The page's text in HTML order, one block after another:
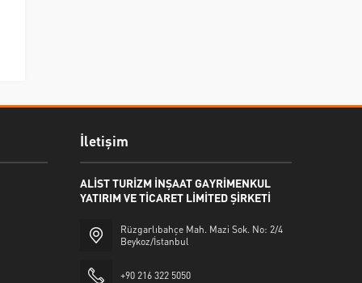
İletişim
ALİST TURİZM İNŞAAT GAYRİMENKUL
YATIRIM VE TİCARET LİMİTED ŞİRKETİ
Rüzgarlıbahçe Mah. Mazi Sok. No: 2/4
Beykoz/İstanbul
+90 216 322 5050